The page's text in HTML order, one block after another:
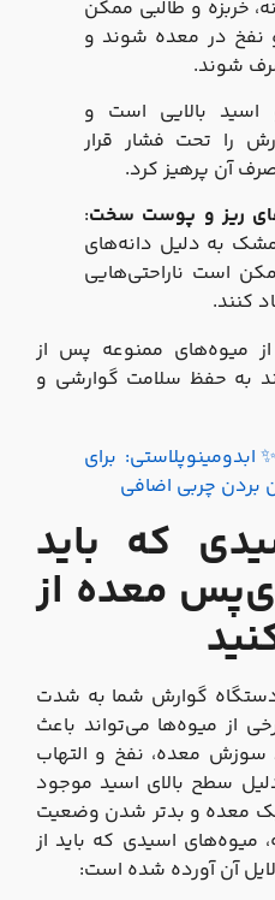
خربزه و طالبی ممکن
نفخ در معده شوند و
شوند.
بالایی است و
را تحت فشار قرار
آن پرهیز کرد.
ریز و پوست سخت:
به دلیل دانه‌های
است ناراحتی‌هایی
کنند.
میوه‌های ممنوعه پس از
به حفظ سلامت گوارشی و
برای
چربی اضافی
که باید
معده از
گوارش شما به شدت
میوه‌ها می‌تواند باعث
سوزش معده، نفخ و التهاب
سطح بالای اسید موجود
معده و بدتر شدن وضعیت
اسیدی که باید از
آن آورده شده است: